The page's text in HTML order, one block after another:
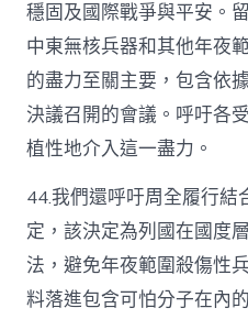
穩固及國際戰爭與平安。
中東無核兵器和其他年夜
的盡力至關主要，包含依
決議召開的會議。呼吁各
植性地介入這一盡力。
44.我們還呼吁周全履行
定，該決定為列國在國度
法，避免年夜範圍殺傷性
料落進包含可怕分子在內